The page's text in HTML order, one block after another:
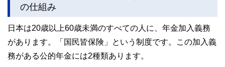
の仕組み
日本は20歳以上60歳未満のすべての人に、年金加入義務
があります。「国民皆保険」という制度です。この加入義
務がある公的年金には2種類あります。